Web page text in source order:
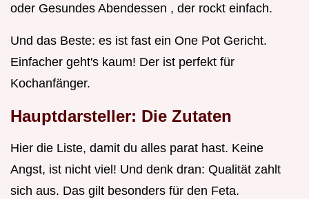
oder Gesundes Abendessen , der rockt einfach.
Und das Beste: es ist fast ein One Pot Gericht.
Einfacher geht's kaum! Der ist perfekt für
Kochanfänger.
Hauptdarsteller: Die Zutaten
Hier die Liste, damit du alles parat hast. Keine
Angst, ist nicht viel! Und denk dran: Qualität zahlt
sich aus. Das gilt besonders für den Feta.